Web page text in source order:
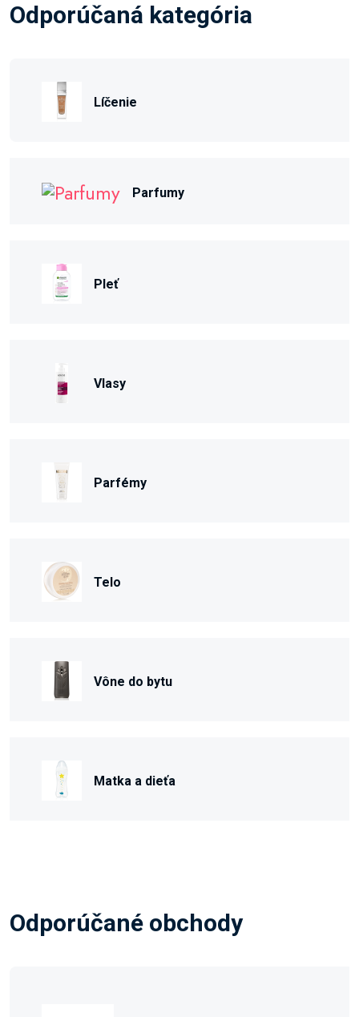
Odporúčaná kategória
Líčenie
Parfumy
Pleť
Vlasy
Parfémy
Telo
Vône do bytu
Matka a dieťa
Odporúčané obchody